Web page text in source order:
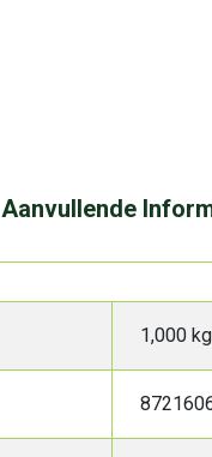
Aanvullende
1,000 kg